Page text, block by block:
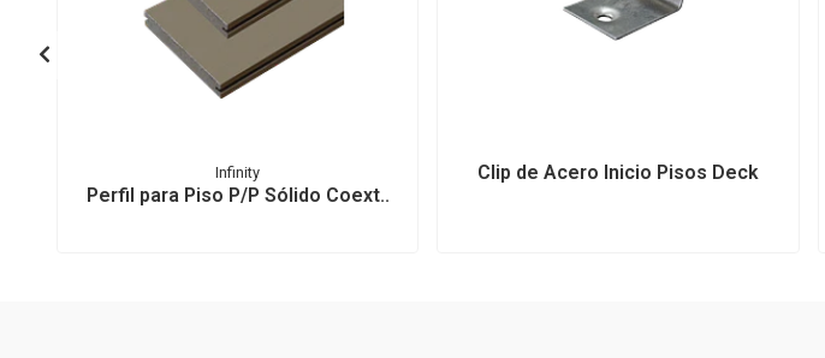
Infinity
Perfil para Piso P/P Sólido Coext..
Clip de Acero Inicio Pisos Deck